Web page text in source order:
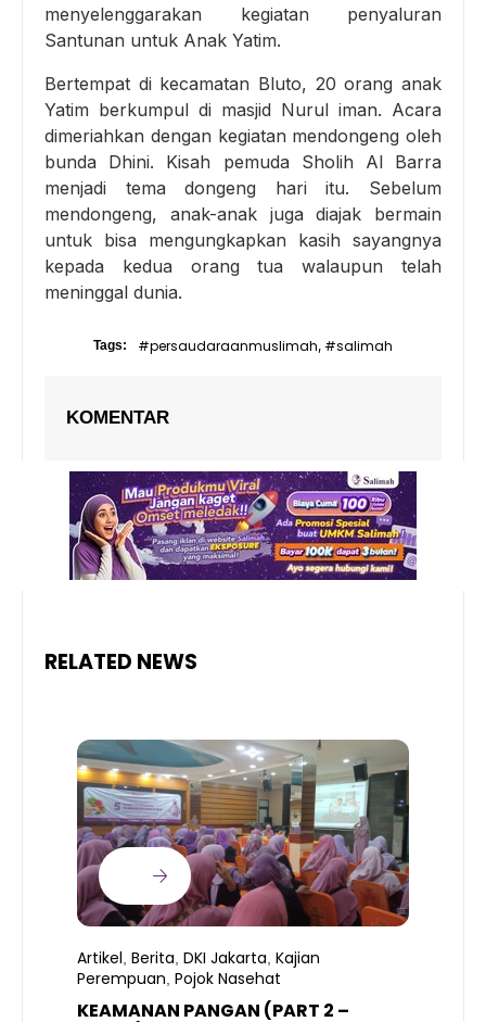
menyelenggarakan kegiatan penyaluran
Santunan untuk Anak Yatim.
Bertempat di kecamatan Bluto, 20 orang anak
Yatim berkumpul di masjid Nurul iman. Acara
dimeriahkan dengan kegiatan mendongeng oleh
bunda Dhini. Kisah pemuda Sholih Al Barra
menjadi tema dongeng hari itu. Sebelum
mendongeng, anak-anak juga diajak bermain
untuk bisa mengungkapkan kasih sayangnya
kepada kedua orang tua walaupun telah
meninggal dunia.
Tags: #persaudaraanmuslimah, #salimah
KOMENTAR
RELATED NEWS
Artikel Berita DKI Jakarta Kajian
Perempuan Pojok Nasehat
KEAMANAN PANGAN (PART 2 –